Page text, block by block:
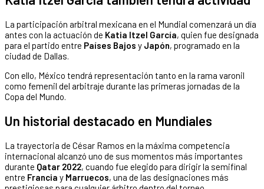
La participación arbitral mexicana en el Mundial comenzará un día
antes con la actuación de Katia Itzel García, quien fue designada
para el partido entre Países Bajos y Japón, programado en la
ciudad de Dallas.
Con ello, México tendrá representación tanto en la rama varonil
como femenil del arbitraje durante las primeras jornadas de la
Copa del Mundo.
Un historial destacado en Mundiales
La trayectoria de César Ramos en la máxima competencia
internacional alcanzó uno de sus momentos más importantes
durante Qatar 2022, cuando fue elegido para dirigir la semifinal
entre Francia y Marruecos, una de las designaciones más